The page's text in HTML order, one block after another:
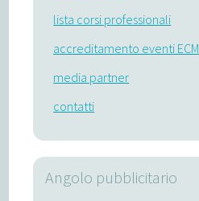
lista corsi professionali
accreditamento eventi ECM
media partner
contatti
Angolo pubblicitario